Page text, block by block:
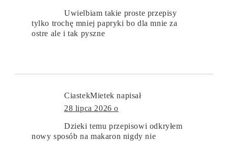
Uwielbiam takie proste przepisy
tylko trochę mniej papryki bo dla mnie za
ostre ale i tak pyszne
CiastekMietek napisał
28 lipca 2026 o
Dzieki temu przepisowi odkryłem
nowy sposób na makaron nigdy nie